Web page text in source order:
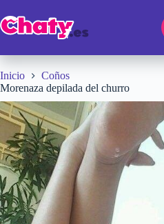
al
contenido
Inicio
Coños
Morenaza depilada del churro